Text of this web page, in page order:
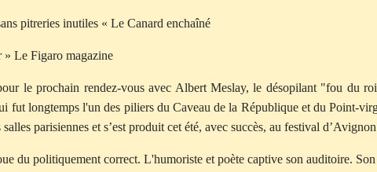
pitreries inutiles « Le Canard enchaîné
» Le Figaro magazine
le prochain rendez-vous avec Albert Meslay, le désopilant "fou du
fut longtemps l'un des piliers du Caveau de la République et du Point-
parisiennes et s’est produit cet été, avec succès, au festival
du politiquement correct. L'humoriste et poète captive son auditoire. Son